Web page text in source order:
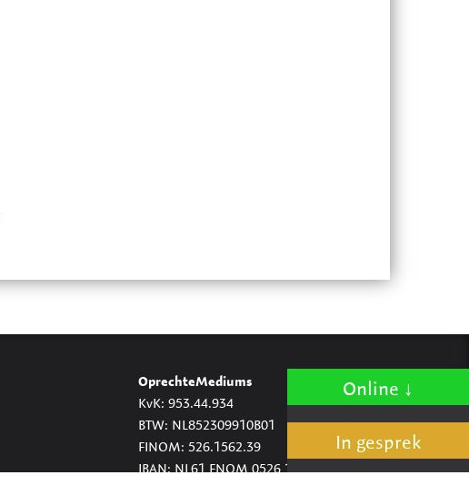
Online
In gesprek
OprechteMediums
KvK: 953.44.934
BTW: NL852309910B01
FINOM: 526.1562.39
IBAN: NL61 FNOM 0526 1562 39